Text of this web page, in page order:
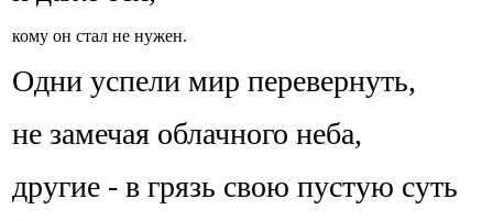
кому он стал не нужен.
Одни успели мир перевернуть,
не замечая облачного неба,
другие - в грязь свою пустую суть